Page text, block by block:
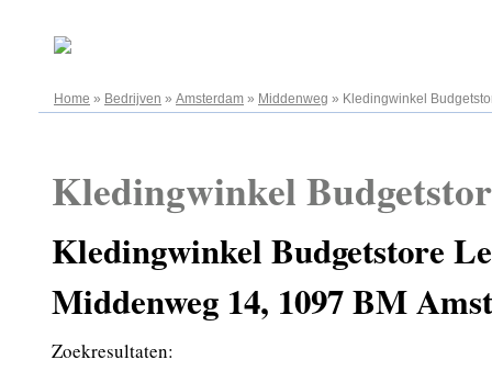
Home » Bedrijven » Amsterdam » Middenweg » Kledingwinkel
Kledingwinkel
Kledingwinkel Budgetstore
Middenweg 14, 1097 BM
Zoekresultaten: